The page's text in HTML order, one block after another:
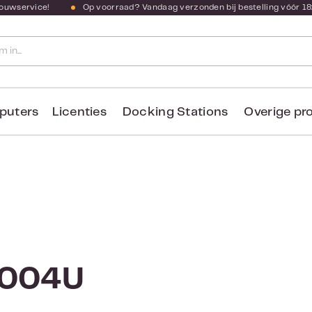
Op voorraad? Vandaag verzonden bij bestelling vóór
Licenties Docking Stations Overige